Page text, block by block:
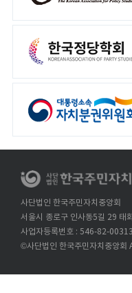
사단법인 한국주민자치중앙회
서울시 종로구 인사동5길 29 태
사업자등록번호 : 546-82-00313
©사단법인 한국주민자치중앙회